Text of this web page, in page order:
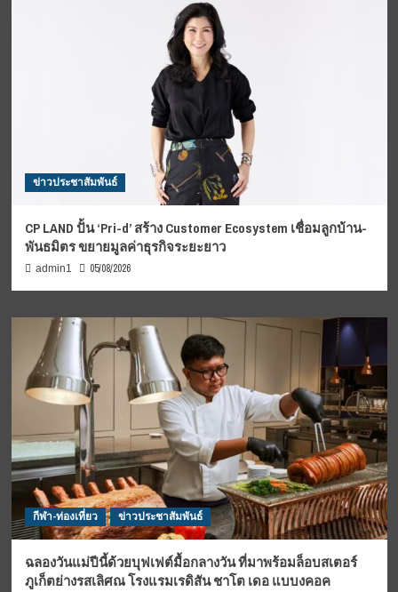
ข่าวประชาสัมพันธ์
CP LAND ปั้น ‘Pri-d’ สร้าง Customer Ecosystem เชื่อมลูกบ้าน-
พันธมิตร ขยายมูลค่าธุรกิจระยะยาว
admin1 05/08/2026
กีฬา-ท่องเที่ยว ข่าวประชาสัมพันธ์
ฉลองวันแม่ปีนี้ด้วยบุฟเฟต์มื้อกลางวัน ที่มาพร้อมล็อบสเตอร์
ภูเก็ตย่างรสเลิศณ โรงแรมเรดิสัน ชาโต เดอ แบบงคอค